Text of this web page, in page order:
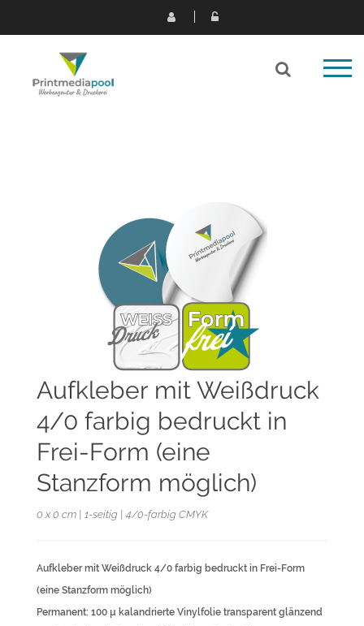
Aufkleber mit Weißdruck
4/0 farbig bedruckt in
Frei-Form (eine
Stanzform möglich)
0 x 0 cm | 1-seitig | 4/0-farbig CMYK
Aufkleber mit Weißdruck 4/0 farbig bedruckt in Frei-Form
(eine Stanzform möglich)
Permanent: 100 µ kalandrierte Vinylfolie transparent glänzend